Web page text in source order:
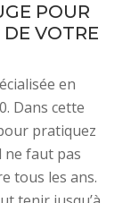
POUR
VOTRE
en
Dans cette
pratiquez
ne faut pas
tous les ans.